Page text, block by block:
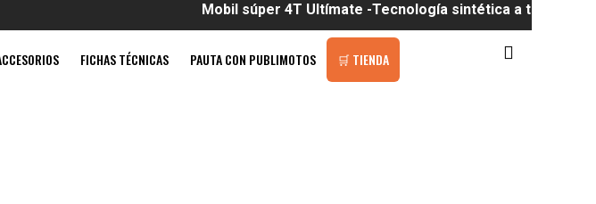
Mobil súper 4T Ultímate -Tecnología sintética a tu alcance
FICHAS TÉCNICAS PAUTA CON PUBLIMOTOS 🛒 TIENDA